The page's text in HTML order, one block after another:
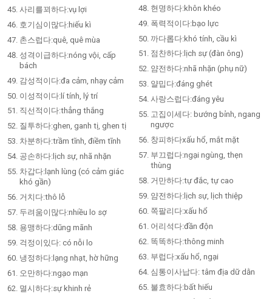
사리를꾀하다:vụ lợi
호기심이많다:hiếu kì
촌스럽다:quê, quê mùa
성격이급하다:nóng vội, cấp
bách
감성적이다:đa cảm, nhạy cảm
이성적이다:lí tính, lý trí
직선적이다:thẳng thắng
질투하다:ghen, ganh tị, ghen tị
차분하다:trầm tĩnh, điềm tĩnh
공손하다:lịch sự, nhã nhặn
차갑다:lạnh lùng (có cảm giác
khó gần)
거치다:thô lỗ
두려움이많다:nhiều lo sợ
용맹하다:dũng mãnh
걱정이있다: có nỗi lo
냉정하다:lạng nhạt, hờ hững
오만하다:ngạo mạn
멸시하다:sự khinh rẻ
현명하다:khôn khéo
폭력적이다:bạo lực
까다롭다:khó tính, cầu kì
점찬하다:lịch sự (đàn ông)
얌전하다:nhã nhặn (phụ nữ)
얄밉다:đáng ghét
사랑스럽다:đáng yêu
고집이세다: bướng bỉnh, ngang
ngược
창피하다xấu hổ, mắt mặt
부끄럽다:ngại ngùng, thẹn
thùng
거만하다:tự đắc, tự cao
얌전하다:lịch sự, lịch thiệp
쪽팔리다:xấu hổ
어리석다:đần độn
똑똑하다:thông minh
부럽다:xấu hổ, ngại
심통이사납다: tâm địa dữ dằn
불효하다:bất hiếu